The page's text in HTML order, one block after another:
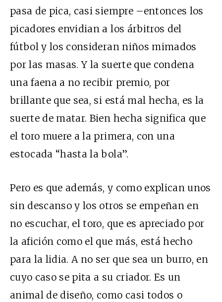
pasa de pica, casi siempre –entonces los
picadores envidian a los árbitros del
fútbol y los consideran niños mimados
por las masas. Y la suerte que condena
una faena a no recibir premio, por
brillante que sea, si está mal hecha, es la
suerte de matar. Bien hecha significa que
el toro muere a la primera, con una
estocada “hasta la bola”.
Pero es que además, y como explican unos
sin descanso y los otros se empeñan en
no escuchar, el toro, que es apreciado por
la afición como el que más, está hecho
para la lidia. A no ser que sea un burro, en
cuyo caso se pita a su criador. Es un
animal de diseño, como casi todos o